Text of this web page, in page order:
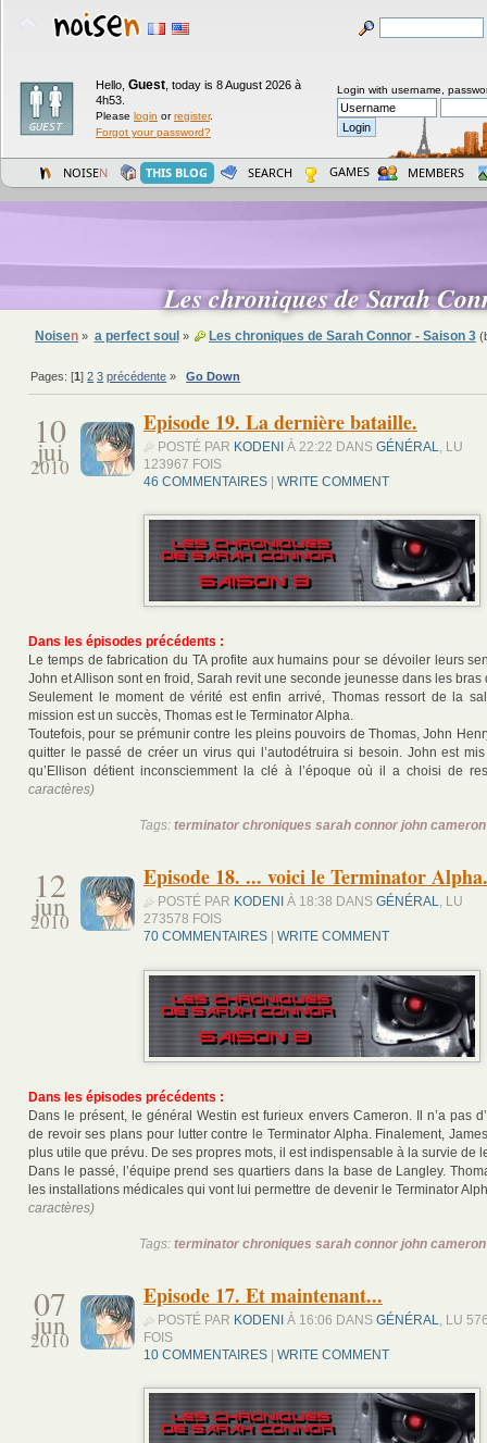
Hello, Guest today is 8 August 2026 à
4h53.
Please login orregister.
Forgot your password?
Login with username,
NOISEN THIS BLOG SEARCH GAMES MEMBERS
Les chroniques de Sarah
Noisen » a perfect soul » Les chroniques de Sarah Connor - Saison 3
Pages: [1]2 3 précédente »Go Down
10
jui
2010
Episode 19. La dernière bataille.
POSTÉ PAR KODENI À 22:22 DANS GÉNÉRAL
, LU
123967 FOIS
46 COMMENTAIRES | WRITE COMMENT
Dans les épisodes précédents :
Le temps de fabrication du TA profite aux humains pour se dévoiler leurs
John et Allison sont en froid, Sarah revit une seconde jeunesse dans les bras
Seulement le moment de vérité est enfin arrivé, Thomas ressort de la
mission est un succès, Thomas est le Terminator Alpha.
Toutefois, pour se prémunir contre les pleins pouvoirs de Thomas, John
quitter le passé de créer un virus qui l’autodétruira si besoin. John est
qu’Ellison détient inconsciemment la clé à l’époque où il a choisi de
caractères)
Tags: terminator chroniques sarah connor john cameron
12
jun
2010
Episode 18. ... voici le Terminator Alpha.
POSTÉ PAR KODENI À 18:38 DANS GÉNÉRAL, LU
273578 FOIS
70 COMMENTAIRES
WRITE COMMENT
Dans les épisodes précédents :
Dans le présent, le général Westin est furieux envers Cameron. Il n’a pas
de revoir ses plans pour lutter contre le Terminator Alpha. Finalement,
plus utile que prévu. De ses propres mots, il est indispensable à la survie de
Dans le passé, l’équipe prend ses quartiers dans la base de Langley.
les installations médicales qui vont lui permettre de devenir le Terminator
caractères)
Tags: terminator chroniques sarah connor john cameron
07
jun
2010
Episode 17. Et maintenant...
POSTÉ PAR KODENI À 16:06 DANS GÉNÉRAL, LU
FOIS
10 COMMENTAIRES
WRITE COMMENT